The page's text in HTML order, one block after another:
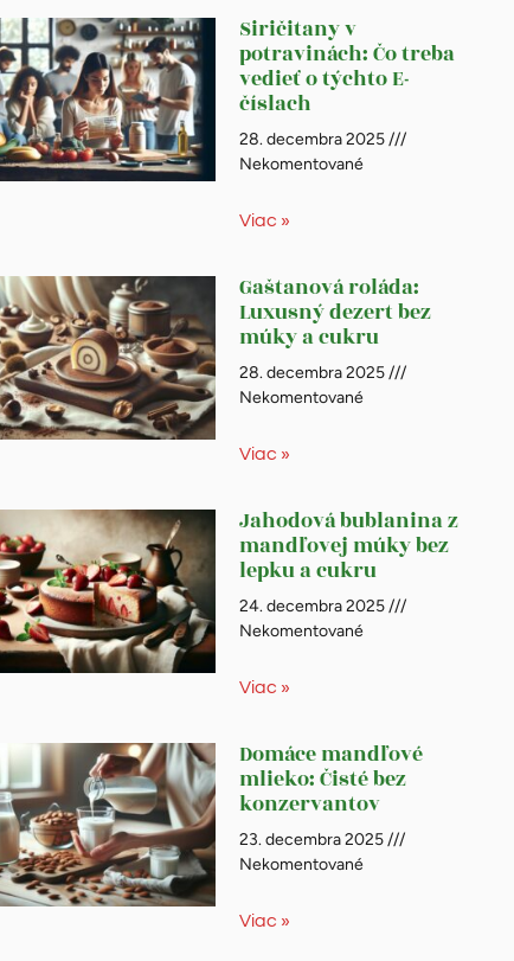
Siričitany v
potravinách: Čo treba
vedieť o týchto E-
číslach
28. decembra 2025
Nekomentované
Viac »
Gaštanová roláda:
Luxusný dezert bez
múky a cukru
28. decembra 2025
Nekomentované
Viac »
Jahodová bublanina z
mandľovej múky bez
lepku a cukru
24. decembra 2025
Nekomentované
Viac »
Domáce mandľové
mlieko: Čisté bez
konzervantov
23. decembra 2025
Nekomentované
Viac »